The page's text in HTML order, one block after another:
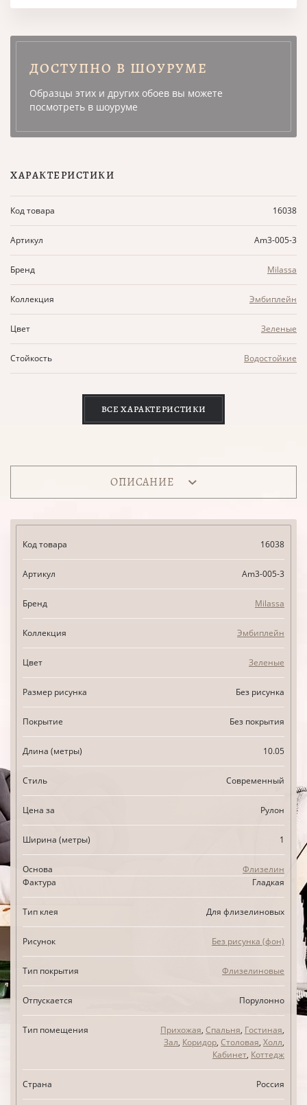
ДОСТУПНО В ШОУРУМЕ
Образцы этих и других обоев вы можете
посмотреть в шоуруме
ХАРАКТЕРИСТИКИ
Код товара 16038
Артикул Am3-005-3
Бренд Milassa
Коллекция Эмбиплейн
Цвет Зеленые
Стойкость Водостойкие
ВСЕ ХАРАКТЕРИСТИКИ
ОПИСАНИЕ
Код товара 16038
Артикул Am3-005-3
Бренд Milassa
Коллекция Эмбиплейн
Цвет Зеленые
Размер рисунка Без рисунка
Покрытие Без покрытия
Длина (метры) 10.05
Стиль Современный
Цена за Рулон
Ширина (метры) 1
Основа
Флизелин
Фактура
Гладкая
Тип клея Для флизелиновых
Рисунок Без рисунка (фон)
Тип покрытия Флизелиновые
Отпускается Порулонно
Тип помещения Прихожая, Спальня, Гостиная,
Зал, Коридор, Столовая, Холл,
Кабинет, Коттедж
Страна Россия